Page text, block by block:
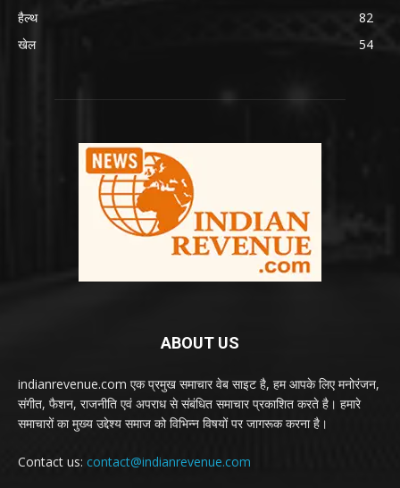
हैल्थ
82
खेल
54
ABOUT US
indianrevenue.com एक प्रमुख समाचार वेब साइट है, हम आपके लिए मनोरंजन,
संगीत, फैशन, राजनीति एवं अपराध से संबंधित समाचार प्रकाशित करते है। हमारे
समाचारों का मुख्य उद्देश्य समाज को विभिन्न विषयों पर जागरूक करना है।
Contact us: contact@indianrevenue.com